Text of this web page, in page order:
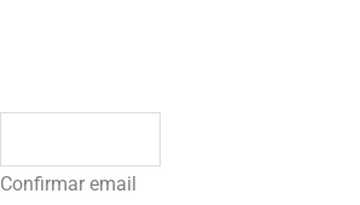
Confirmar email